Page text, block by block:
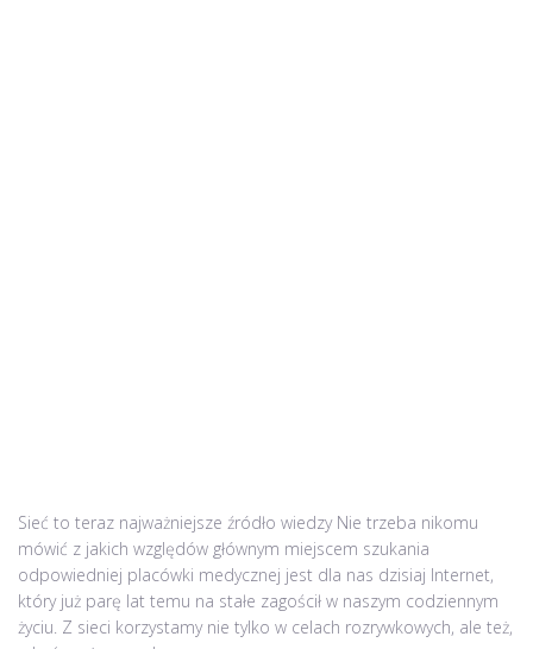
Sieć to teraz najważniejsze źródło wiedzy Nie trzeba nikomu
mówić z jakich względów głównym miejscem szukania
odpowiedniej placówki medycznej jest dla nas dzisiaj Internet,
który już parę lat temu na stałe zagościł w naszym codziennym
życiu. Z sieci korzystamy nie tylko w celach rozrywkowych, ale też,